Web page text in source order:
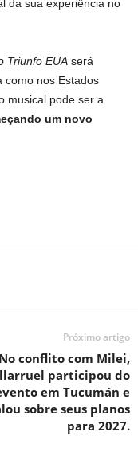
da sua experiência no
Triunfo EUA será
como nos Estados
musical pode ser a
um novo
Próximo artigo
No conflito com Milei,
participou do
em Tucumán e
sobre seus planos
para 2027.